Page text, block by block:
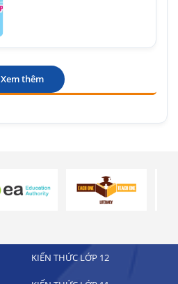
Xem thêm
KIẾN THỨC LỚP 12